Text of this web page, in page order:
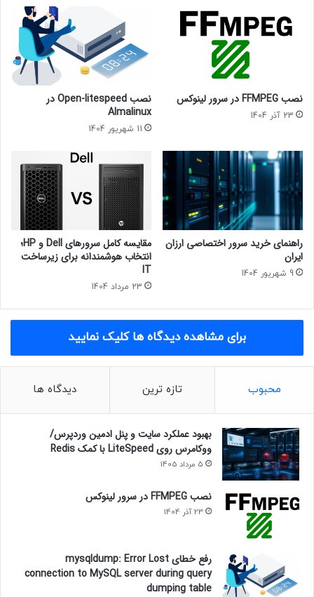
نصب FFMPEG در سرور لینوکس
23 آذر 1404
نصب Open-litespeed در
Almalinux
11 شهریور 1404
راهنمای خرید سرور اختصاصی ارزان
ایران
9 شهریور 1404
مقایسه کامل سرورهای Dell و HP؛
انتخاب هوشمندانه برای زیرساخت
IT
23 مرداد 1404
برای مشاهده دیدگاه ها کلیک نمایید
محبوب تازه ترین دیدگاه ها
بهبود عملکرد سایت و پنل ادمین وردپرس/
ووکامرس روی LiteSpeed با کمک Redis
5 مرداد 1405
نصب FFMPEG در سرور لینوکس
23 آذر 1404
رفع خطای mysqldump: Error Lost
connection to MySQL server during query
dumping table